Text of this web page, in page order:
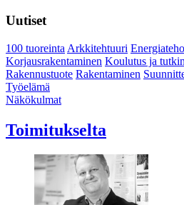
Uutiset
100 tuoreinta Arkkitehtuuri
Korjausrakentaminen Koulutus ja
Rakennustuote Rakentaminen
Työelämä
Näkökulmat
Toimitukselta